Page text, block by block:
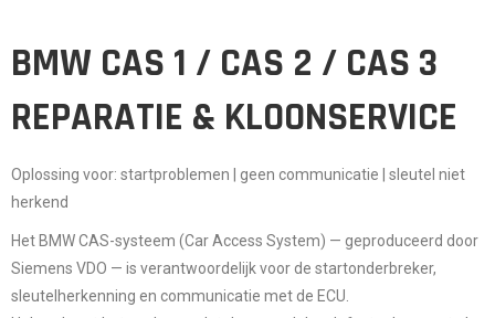
BMW CAS 1 / CAS 2 / CAS 3
REPARATIE & KLOONSERVICE
Oplossing voor: startproblemen | geen communicatie | sleutel niet
herkend
Het BMWCAS-systeem (Car Access System) — geproduceerd door
Siemens VDO — is verantwoordelijk voor de startonderbreker,
sleutelherkenning en communicatie met de ECU.